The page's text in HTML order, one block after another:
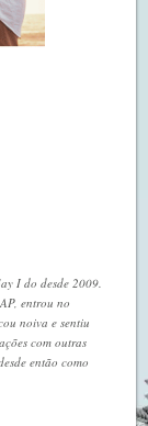
I do desde 2009.
entrou no
noiva e sentiu
com outras
então como